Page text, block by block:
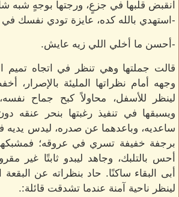
انقبض قلبها في جزعٍ، ورجتها بوجهٍ شبه
-استهدي بالله كده، عايزة تودي نفسك في
-أحسن ما أخلي اللي زيه عايش.
قالت جملتها وهي تنظر في اتجاه
وجهه أمام نظراتها المليئة بالإصرار،
لينظر للأسفل، محاولاً كبح جماح نفسه،
ويسبقها في تنفيذ رغبتها بنحر عنقه
ساعديه، وباعدهما عن صدره، ليدس يديه
برجفة خفيفة تسري في عروقه؛ فمشبكها
أحس بالتلبك، وجاهد ليبدو ثابتًا غير
أبى البقاء ساكنًا. حاد بنظراته عن البقعة
لينظر ناحية آمنة عندما تشدقت قائلة:.